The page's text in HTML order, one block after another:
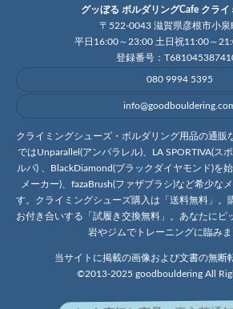
グッぼる ボルダリングCafe クライ
〒522-0043 滋賀県彦根市小泉
平日16:00～23:00 土日祝11:00～
登録番号：
080 9994 5395
クライミングシューズ・ボルダリング用品の通販
ではUnparallel(アンパラレル)、LA SPORTIVA(ス
ルパ) 、BlackDiamond(ブラックダイヤモンド)を
メーカー)、fazaBrush(ファザブラシ)など希少な
す。クライミングシューズ購入は「送料無料」。
お付き合いする「試履き交換無料」。あなたにピ
岩やジムでトレーニングに臨みま
当サイトに掲載の画像および文書の無断
©2013-2025 goodbouldering All